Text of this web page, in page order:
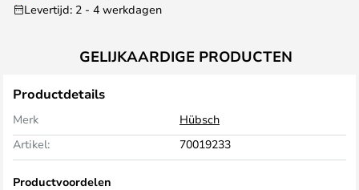
Levertijd: 2 - 4 werkdagen
GELIJKAARDIGE PRODUCTEN
Productdetails
Merk
Hübsch
Artikel:
70019233
Productvoordelen